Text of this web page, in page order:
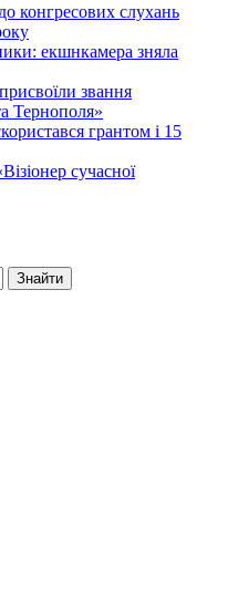
конгресових слухань
екшнкамера зняла
звання
Тернополя»
грантом і 15
сучасної
Знайти